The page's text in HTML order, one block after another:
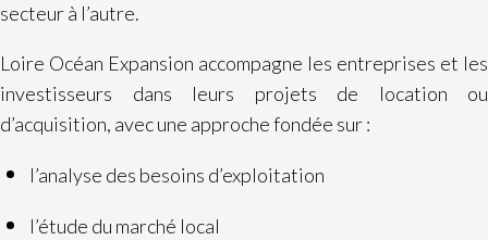
secteur à l’autre.
Loire Océan Expansion accompagne les entreprises et les
investisseurs dans leurs projets de location ou
d’acquisition, avec une approche fondée sur :
l’analyse des besoins d’exploitation
l’étude du marché local